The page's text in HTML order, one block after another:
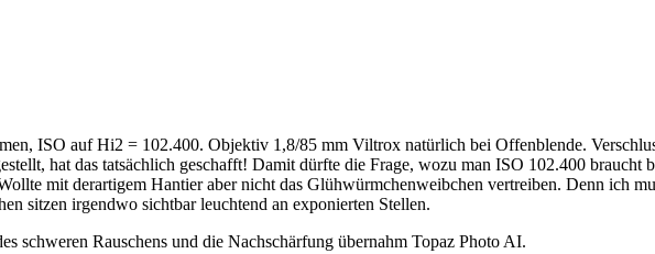
ISO auf Hi2 = 102.400. Objektiv 1,8/85 mm Viltrox natürlich bei Offenblende.
hat das tatsächlich geschafft! Damit dürfte die Frage, wozu man ISO 102.400 braucht
mit derartigem Hantier aber nicht das Glühwürmchenweibchen vertreiben. Denn ich
sitzen irgendwo sichtbar leuchtend an exponierten Stellen.
schweren Rauschens und die Nachschärfung übernahm Topaz Photo AI.